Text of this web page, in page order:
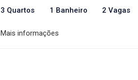
3 Quartos 1 Banheiro 2 Vagas
Mais informações